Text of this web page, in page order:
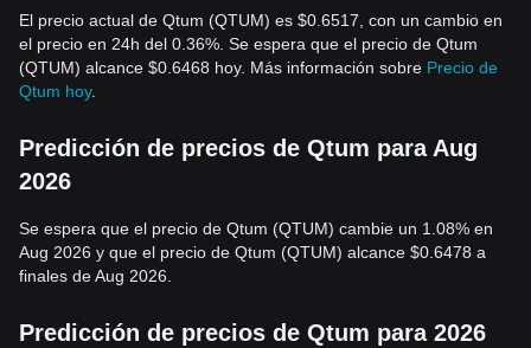
El precio actual de Qtum (QTUM) es $0.6517, con un cambio en
el precio en 24h del 0.36%. Se espera que el precio de Qtum
(QTUM) alcance $0.6468 hoy. Más información sobre Precio de
Qtum hoy.
Predicción de precios de Qtum para Aug
2026
Se espera que el precio de Qtum (QTUM) cambie un 1.08% en
Aug 2026 y que el precio de Qtum (QTUM) alcance $0.6478 a
finales de Aug 2026.
Predicción de precios de Qtum para 2026